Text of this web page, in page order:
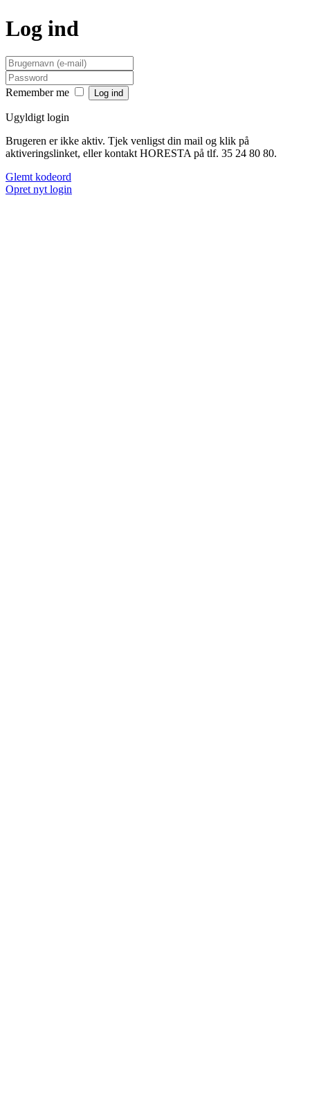
Log ind
Remember me
Ugyldigt login
Brugeren er ikke aktiv. Tjek venligst din mail og klik på
aktiveringslinket, eller kontakt HORESTA på tlf. 35 24 80 80.
Glemt kodeord
Opret nyt login